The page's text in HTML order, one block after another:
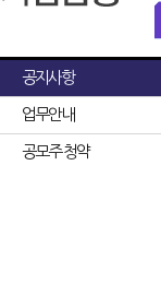
공지사항
업무안내
공모주 청약